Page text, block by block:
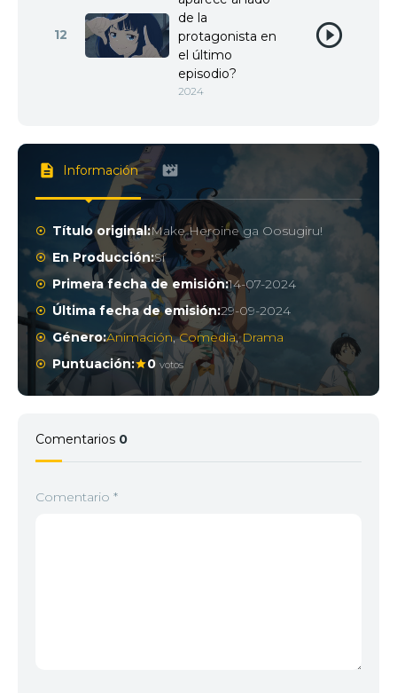
12
de la
protagonista en
el último
episodio?
2024
Información
Título original:Make Heroine ga Oosugiru!
En Producción:Sí
Primera fecha de emisión:14-07-2024
Última fecha de emisión:29-09-2024
Género:Animación,Comedia,Drama
Puntuación:
0 votos
Comentarios 0
Comentario *